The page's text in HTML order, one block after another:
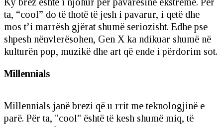
ta, “cool” do të thotë të jesh i pavarur, i qetë dhe
mos t’i marrësh gjërat shumë seriozisht. Edhe pse
shpesh nënvlerësohen, Gen X ka ndikuar shumë në
kulturën pop, muzikë dhe art që ende i përdorim sot.
Millennials
Millennials janë brezi që u rrit me teknologjinë e
parë. Për ta, "cool" është të kesh shumë miq, të